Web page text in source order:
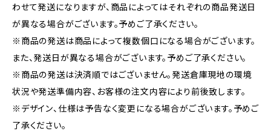
わせて発送になりますが、商品によってはそれぞれの商品発送日
が異なる場合がございます。予めご了承ください。
※商品の発送は商品によって複数個口になる場合がございます。
また、発送日が異なる場合がございます。予めご了承ください。
※商品の発送は決済順ではございません。発送倉庫現地の環境
状況や発送準備内容、お客様の注文内容により前後致します。
※デザイン、仕様は予告なく変更になる場合がございます。予めご
了承ください。